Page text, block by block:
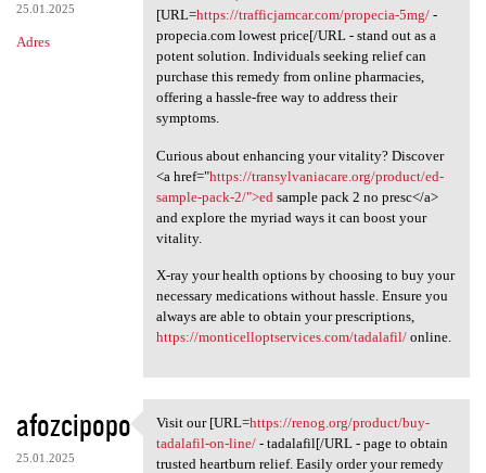
25.01.2025
Adres
[URL=https://trafficjamcar.com/propecia-5mg/-
propecia.com lowest price[/URL - stand out as a
potent solution. Individuals seeking relief can
purchase this remedy from online pharmacies,
offering a hassle-free way to address their
symptoms.
Curious about enhancing your vitality? Discover
<a href="https://transylvaniacare.org/product/ed-
sample-pack-2/">ed sample pack 2 no presc</a>
and explore the myriad ways it can boost your
vitality.
X-ray your health options by choosing to buy your
necessary medications without hassle. Ensure you
always are able to obtain your prescriptions,
https://monticelloptservices.com/tadalafil/online.
afozcipopo
25.01.2025
Visit our [URL=https://renog
Visit our [URL=https://renog.org/product/buy-
tadalafil-on-line/- tadalafil[/URL - page to obtain
trusted heartburn relief. Easily order your remedy